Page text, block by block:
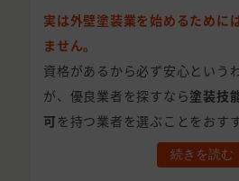
実は外壁塗装業を始めるために
ません。
資格があるから必ず安心という
が、優良業者を探すなら塗装技
可 を持つ業者を選ぶことをおす
続きを読む